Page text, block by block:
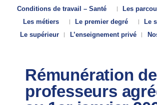
Conditions de travail – Santé
Les
Les métiers
Le premier degré
Le
Le supérieur
L’enseignement privé
Rémunération
professeurs